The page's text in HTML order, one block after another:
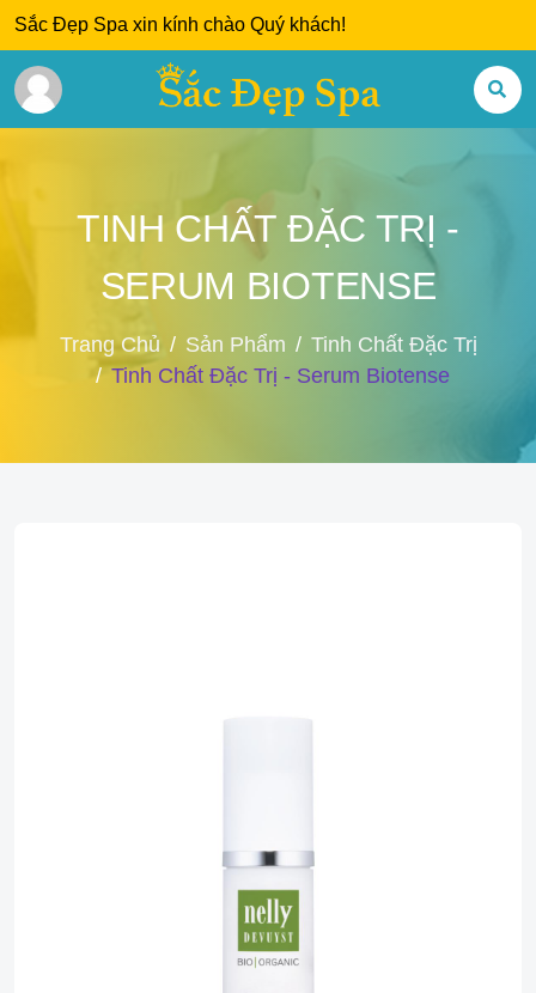
Sắc Đẹp Spa xin kính chào Quý khách!
TINH CHẤT ĐẶC TRỊ -
SERUM BIOTENSE
Trang Chủ Sản Phẩm
Tinh Chất Đặc Trị
Tinh Chất Đặc Trị - Serum Biotense